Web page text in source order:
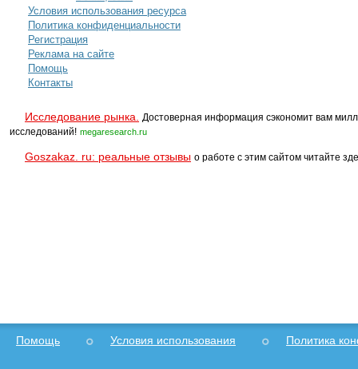
Условия использования ресурса
Политика конфиденциальности
Регистрация
Реклама на сайте
Помощь
Контакты
Исследование рынка.
Достоверная информация сэкономит вам
исследований! megaresearch.ru
Goszakaz. ru: реальные отзывы о работе с этим сайтом читайте
Помощь Условия использования Политика